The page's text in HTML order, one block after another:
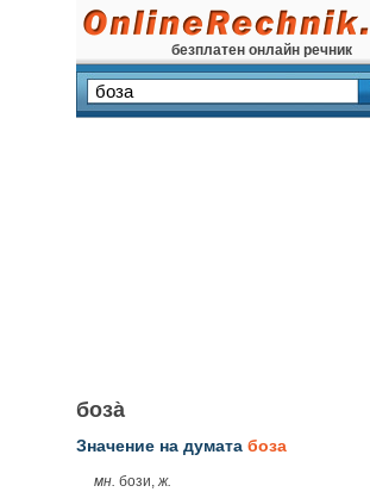
безплатен онлайн речник
боза̀
Значение на думата боза
мн. бози,ж.